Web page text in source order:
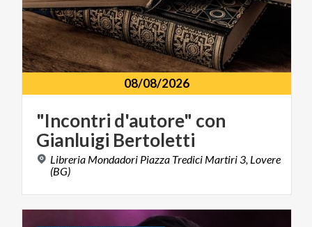
08/08/2026
"Incontri d'autore" con
Gianluigi Bertoletti
Libreria Mondadori Piazza Tredici Martiri 3, Lovere
(BG)